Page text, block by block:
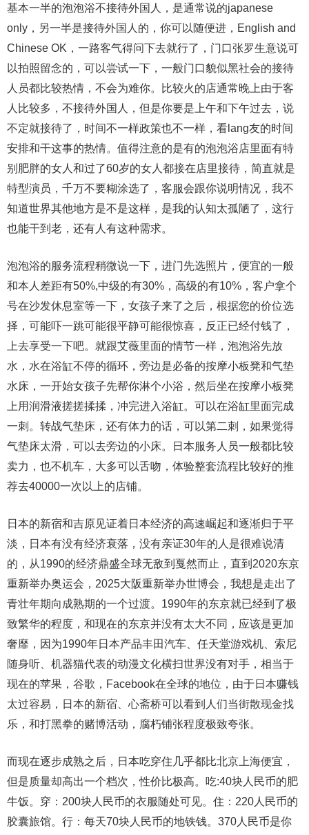
基本一半的泡泡浴不接待外国人，是通常说的japanese
only，另一半是接待外国人的，你可以随便进，English and
Chinese OK，一路客气得问下去就行了，门口张罗生意说可
以拍照留念的，可以尝试一下，一般门口貌似黑社会的接待
人员都比较热情，不会为难你。比较火的店通常晚上由于客
人比较多，不接待外国人，但是你要是上午和下午过去，说
不定就接待了，时间不一样政策也不一样，看lang友的时间
安排和干这事的热情。值得注意的是有的泡泡浴店里面有特
别肥胖的女人和过了60岁的女人都接在店里接待，简直就是
特型演员，千万不要糊涂选了，客服会跟你说明情况，我不
知道世界其他地方是不是这样，是我的认知太孤陋了，这行
也能干到老，还有人有这种需求。
泡泡浴的服务流程稍微说一下，进门先选照片，便宜的一般
和本人差距有50%,中级的有30%，高级的有10%，客户拿个
号在沙发休息室等一下，女孩子来了之后，根据您的价位选
择，可能吓一跳可能很平静可能很惊喜，反正已经付钱了，
上去享受一下吧。就跟艾薇里面的情节一样，泡泡浴先放
水，水在浴缸不停的循环，旁边是必备的按摩小板凳和气垫
水床，一开始女孩子先帮你淋个小浴，然后坐在按摩小板凳
上用润滑液搓搓揉揉，冲完进入浴缸。可以在浴缸里面完成
一刺。转战气垫床，还有体力的话，可以第二刺，如果觉得
气垫床太滑，可以去旁边的小床。日本服务人员一般都比较
卖力，也不机车，大多可以舌吻，体验整套流程比较好的推
荐去40000一次以上的店铺。
日本的新宿和吉原见证着日本经济的高速崛起和逐渐归于平
淡，日本有没有经济衰落，没有亲证30年的人是很难说清
的，从1990的经济鼎盛全球无敌到戛然而止，直到2020东京
重新举办奥运会，2025大阪重新举办世博会，我想是走出了
青壮年期向成熟期的一个过渡。1990年的东京就已经到了极
致繁华的程度，和现在的东京并没有太大不同，应该是更加
奢靡，因为1990年日本产品丰田汽车、任天堂游戏机、索尼
随身听、机器猫代表的动漫文化横扫世界没有对手，相当于
现在的苹果，谷歌，Facebook在全球的地位，由于日本赚钱
太过容易，日本的新宿、心斋桥可以看到人们当街散现金找
乐，和打黑拳的赌博活动，腐朽铺张程度极致夸张。
而现在逐步成熟之后，日本吃穿住几乎都比北京上海便宜，
但是质量却高出一个档次，性价比极高。吃:40块人民币的肥
牛饭。穿：200块人民币的衣服随处可见。住：220人民币的
胶囊旅馆。行：每天70块人民币的地铁钱。370人民币是你